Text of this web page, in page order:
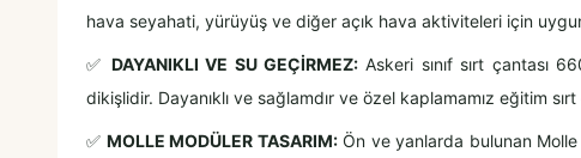
hava seyahati, yürüyüş ve diğer açık hava aktiviteleri için
✅ DAYANIKLI VE SU GEÇİRMEZ: Askeri sınıf sırt çantası
dikişlidir. Dayanıklı ve sağlamdır ve özel kaplamamız eğitim
✅ MOLLE MODÜLER TASARIM:Ön ve yanlarda bulunan Molle